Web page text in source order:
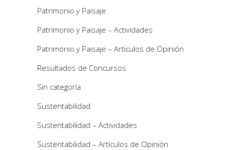
Patrimonio y Paisaje
Patrimonio y Paisaje – Actividades
Patrimonio y Paisaje – Artículos de Opinión
Resultados de Concursos
Sin categoría
Sustentabilidad
Sustentabilidad – Actividades
Sustentabilidad – Artículos de Opinión